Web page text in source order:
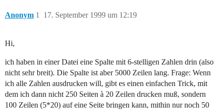
Anonym 17. September 1999 um 12:19
1
Hi,
ich haben in einer Datei eine Spalte mit 6-stelligen Zahlen drin (also
nicht sehr breit). Die Spalte ist aber 5000 Zeilen lang. Frage: Wenn
ich alle Zahlen ausdrucken will, gibt es einen einfachen Trick, mit
dem ich dann nicht 250 Seiten à 20 Zeilen drucken muß, sondern
100 Zeilen (5*20) auf eine Seite bringen kann, mithin nur noch 50